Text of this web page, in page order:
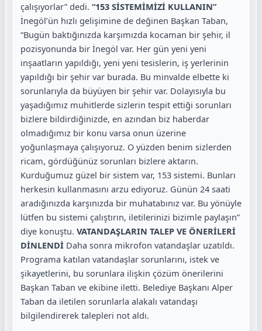
çalışıyorlar” dedi. “153 SİSTEMİMİZİ KULLANIN”
İnegöl’ün hızlı gelişimine de değinen Başkan Taban,
“Bugün baktığınızda karşımızda kocaman bir şehir, il
pozisyonunda bir İnegöl var. Her gün yeni yeni
inşaatların yapıldığı, yeni yeni tesislerin, iş yerlerinin
yapıldığı bir şehir var burada. Bu minvalde elbette ki
sorunlarıyla da büyüyen bir şehir var. Dolayısıyla bu
yaşadığımız muhitlerde sizlerin tespit ettiği sorunları
bizlere bildirdiğinizde, en azından biz haberdar
olmadığımız bir konu varsa onun üzerine
yoğunlaşmaya çalışıyoruz. O yüzden benim sizlerden
ricam, gördüğünüz sorunları bizlere aktarın.
Kurduğumuz güzel bir sistem var, 153 sistemi. Bunları
herkesin kullanmasını arzu ediyoruz. Günün 24 saati
aradığınızda karşınızda bir muhatabınız var. Bu yönüyle
lütfen bu sistemi çalıştırın, iletilerinizi bizimle paylaşın”
diye konuştu. VATANDAŞLARIN TALEP VE ÖNERİLERİ
DİNLENDİ Daha sonra mikrofon vatandaşlar uzatıldı.
Programa katılan vatandaşlar sorunlarını, istek ve
şikayetlerini, bu sorunlara ilişkin çözüm önerilerini
Başkan Taban ve ekibine iletti. Belediye Başkanı Alper
Taban da iletilen sorunlarla alakalı vatandaşı
bilgilendirerek talepleri not aldı.